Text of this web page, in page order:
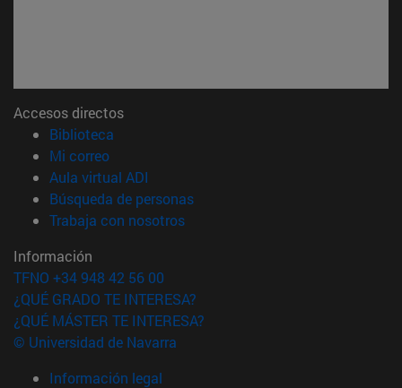
Accesos directos
Biblioteca
Mi correo(abre en nueva ventana)
Aula virtual ADI
Búsqueda de personas(abre en nueva ventana)
Trabaja con nosotros(abre en nueva ventana)
Información
TFNO +34 948 42 56 00
¿QUÉ GRADO TE INTERESA?
¿QUÉ MÁSTER TE INTERESA?
© Universidad de Navarra
Información legal